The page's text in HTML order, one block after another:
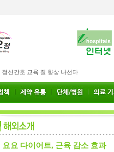
정신간호 교육 질 향상 나선다
요요 다이어트, 근육 감소 효과